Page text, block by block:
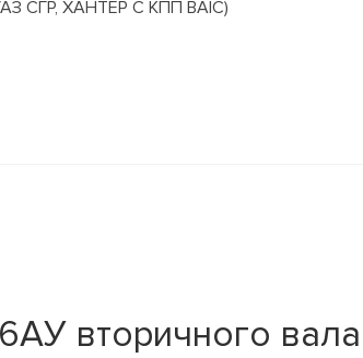
ХАНТЕР С КПП BAIC)
вторичного